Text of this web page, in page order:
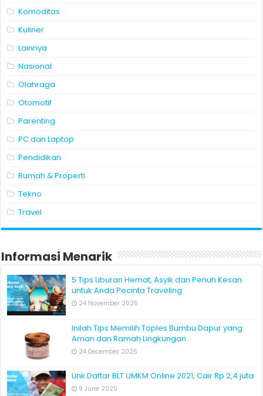
Komoditas
Kuliner
Lainnya
Nasional
Olahraga
Otomotif
Parenting
PC dan Laptop
Pendidikan
Rumah & Properti
Tekno
Travel
Informasi Menarik
5 Tips Liburan Hemat, Asyik dan Penuh Kesan
untuk Anda Pecinta Traveling
24 November 2025
Inilah Tips Memilih Toples Bumbu Dapur yang
Aman dan Ramah Lingkungan
24 December 2025
Link Daftar BLT UMKM Online 2021, Cair Rp 2,4 juta
9 June 2025